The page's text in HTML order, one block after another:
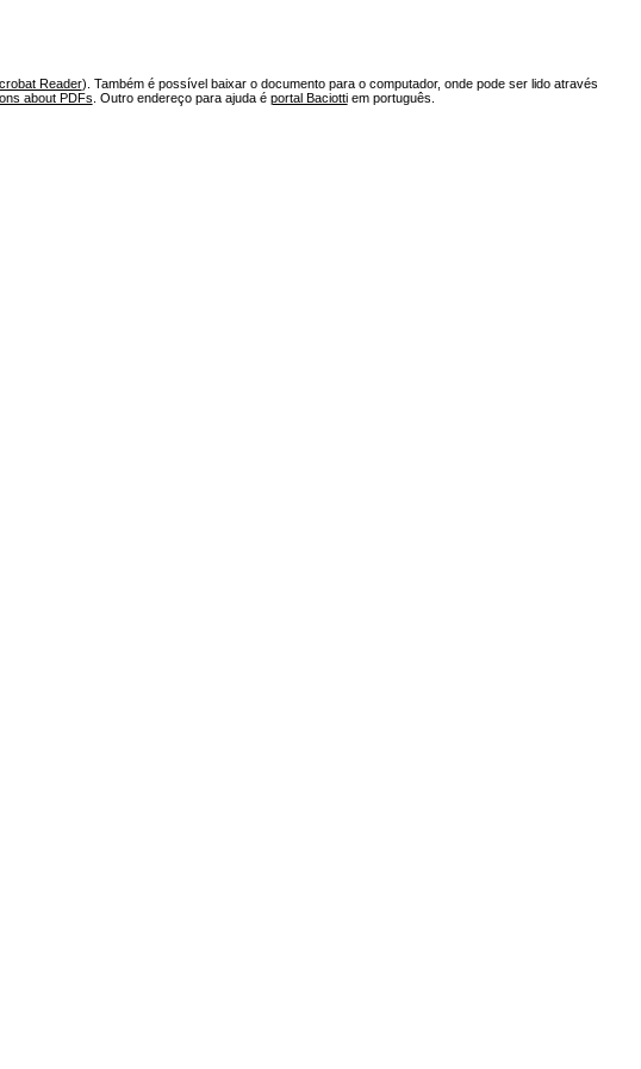
Reader). Também é possível baixar o documento para o computador, onde pode ser lido através
about PDFs . Outro endereço para ajuda é portal Baciottiem português.